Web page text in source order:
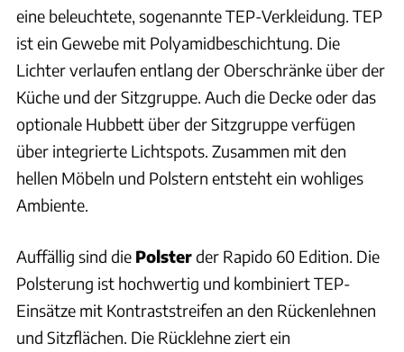
eine beleuchtete, sogenannte TEP-Verkleidung. TEP
ist ein Gewebe mit Polyamidbeschichtung. Die
Lichter verlaufen entlang der Oberschränke über der
Küche und der Sitzgruppe. Auch die Decke oder das
optionale Hubbett über der Sitzgruppe verfügen
über integrierte Lichtspots. Zusammen mit den
hellen Möbeln und Polstern entsteht ein wohliges
Ambiente.
Auffällig sind die Polsterder Rapido 60 Edition. Die
Polsterung ist hochwertig und kombiniert TEP-
Einsätze mit Kontraststreifen an den Rückenlehnen
und Sitzflächen. Die Rücklehne ziert ein